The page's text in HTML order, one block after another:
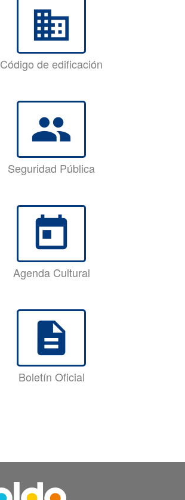
business
Código de edificación
group
Seguridad Pública
today
Agenda Cultural
description
Boletín Oficial